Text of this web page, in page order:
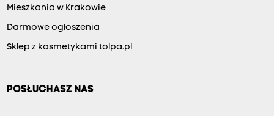
Mieszkania w Krakowie
Darmowe ogłoszenia
Sklep z kosmetykami tolpa.pl
POSŁUCHASZ NAS